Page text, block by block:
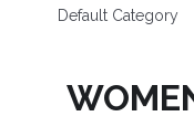
Default Category